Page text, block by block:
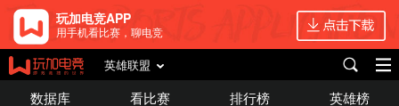
玩加电竞APP
用手机看比赛，聊电竞
英雄联盟
数据库 看比赛 排行榜 英雄榜